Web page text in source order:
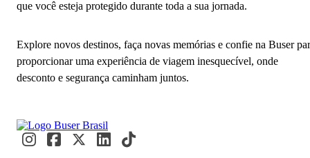
que você esteja protegido durante toda a sua jornada.
Explore novos destinos, faça novas memórias e confie na Buser
proporcionar uma experiência de viagem inesquecível, onde
desconto e segurança caminham juntos.